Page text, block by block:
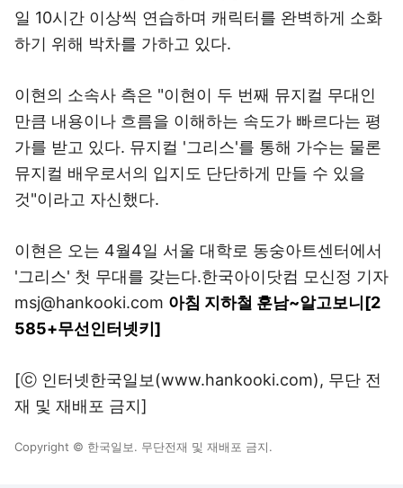
일 10시간 이상씩 연습하며 캐릭터를 완벽하게 소화
하기 위해 박차를 가하고 있다.
이현의 소속사 측은 "이현이 두 번째 뮤지컬 무대인
만큼 내용이나 흐름을 이해하는 속도가 빠르다는 평
가를 받고 있다. 뮤지컬 '그리스'를 통해 가수는 물론
뮤지컬 배우로서의 입지도 단단하게 만들 수 있을
것"이라고 자신했다.
이현은 오는 4월4일 서울 대학로 동숭아트센터에서
'그리스' 첫 무대를 갖는다.한국아이닷컴 모신정 기자
msj@hankooki.com 아침 지하철 훈남~알고보니[2
585+무선인터넷키]
[ⓒ 인터넷한국일보(www.hankooki.com), 무단 전
재 및 재배포 금지]
Copyright © 한국일보. 무단전재 및 재배포 금지.